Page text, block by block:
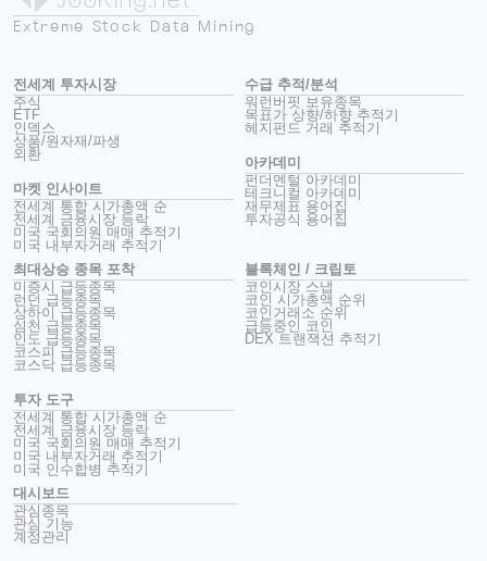
Extreme Stock Data Mining
전세계 투자시장
주식
ETF
인덱스
상품/원자재/파생
외환
마켓 인사이트
전세계 통합 시가총액 순
전세계 금융시장 등락
미국 국회의원 매매 추적기
미국 내부자거래 추적기
수급 추적/분석
워런버핏 보유종목
목표가 상향/하향 추적기
헤지펀드 거래 추적기
아카데미
펀더멘털 아카데미
테크니컬 아카데미
재무제표 용어집
투자공식 용어집
최대상승 종목 포착
미증시 급등종목
런던 급등종목
상하이 급등종목
심천 급등종목
인도 급등종목
코스피 급등종목
코스닥 급등종목
투자 도구
전세계 통합 시가총액 순
전세계 금융시장 등락
미국 국회의원 매매 추적기
미국 내부자거래 추적기
미국 인수합병 추적기
블록체인 / 크립토
코인시장 스냅
코인 시가총액 순위
코인거래소 순위
급등중인 코인
DEX 트랜잭션 추적기
대시보드
관심종목
관심 기능
계정관리